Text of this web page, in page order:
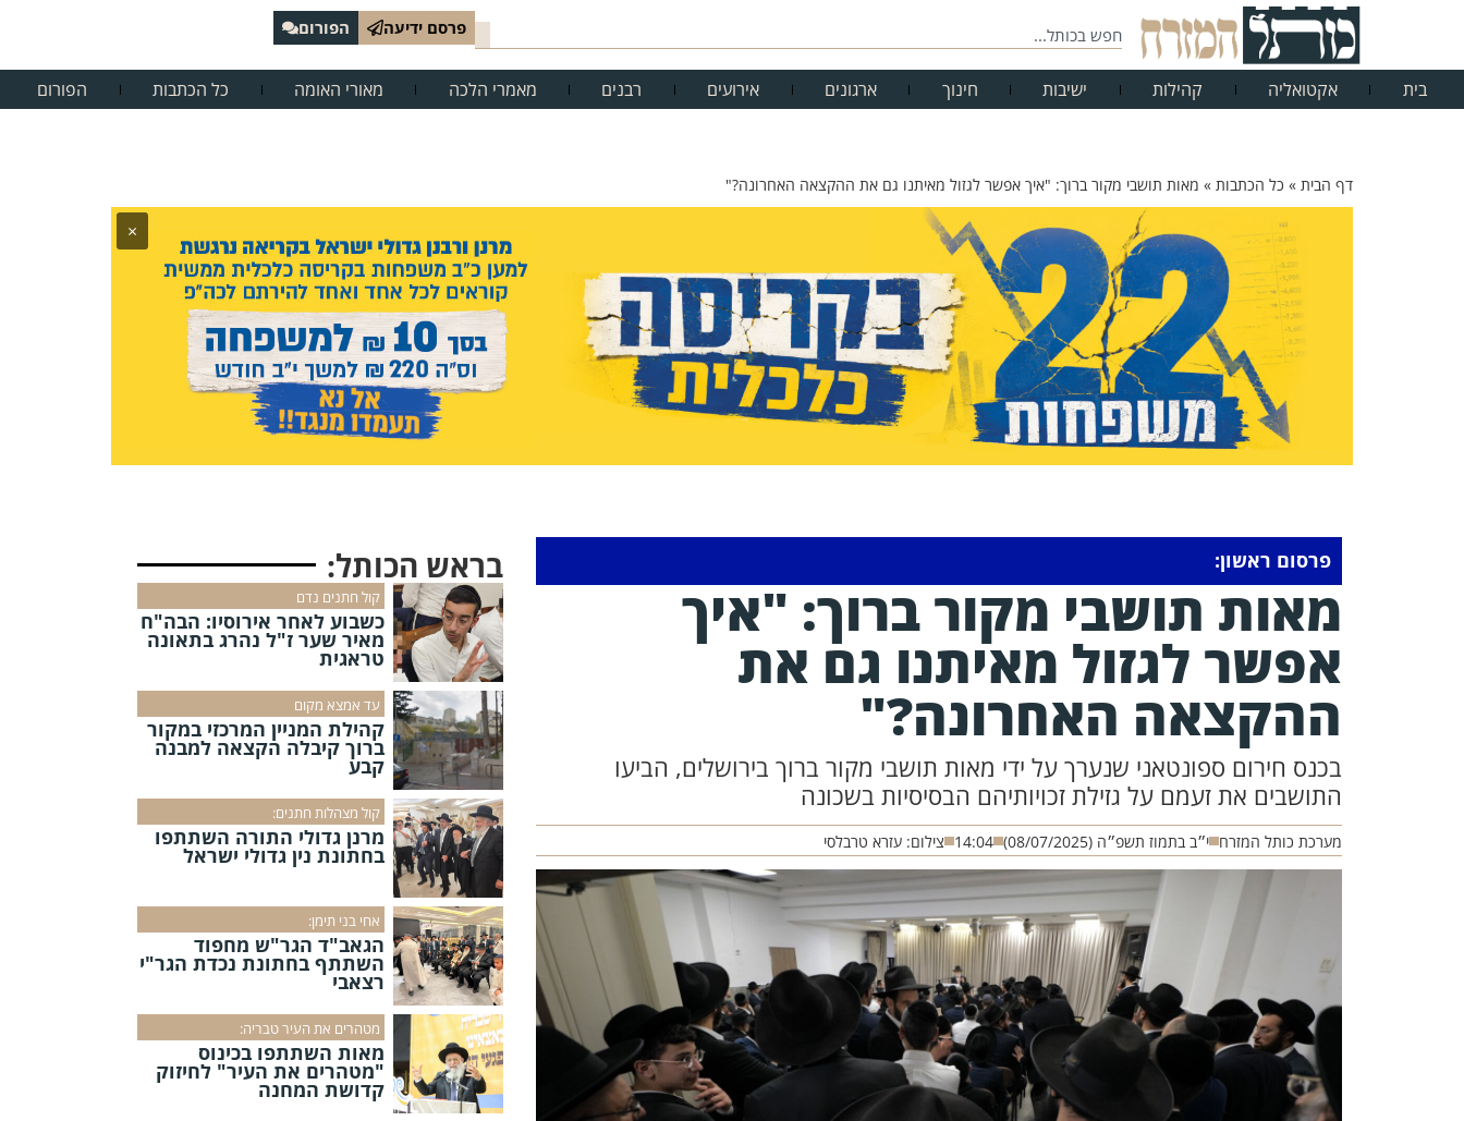
פרסם ידיעה הפורום
בית אקטואליה קהילות ישיבות חינוך ארגונים אירועים רבנים מאמרי הלכה מאורי האומה כל הכתבות הפורום
דף הבית » כל הכתבות » מאות תושבי מקור ברוך: "איך אפשר לגזול מאיתנו גם את ההקצאה האחרונה?"
×
פרסום ראשון:
מאות תושבי מקור ברוך: "איך
אפשר לגזול מאיתנו גם את
ההקצאה האחרונה?"
בכנס חירום ספונטאני שנערך על ידי מאות תושבי מקור ברוך בירושלים, הביעו
התושבים את זעמם על גזילת זכויותיהם הבסיסיות בשכונה
מערכת כותל המזרח י״ב בתמוז תשפ״ה (08/07/2025) 14:04 צילום: עזרא טרבלסי
בראש הכותל:
קול חתנים נדם
כשבוע לאחר אירוסיו: הבה"ח
מאיר שער ז"ל נהרג בתאונה
טראגית
עד אמצא מקום
קהילת המניין המרכזי במקור
ברוך קיבלה הקצאה למבנה
קבע
קול מצהלות חתנים:
מרנן גדולי התורה השתתפו
בחתונת נין גדולי ישראל
אחי בני תימן:
הגאב"ד הגר"ש מחפוד
השתתף בחתונת נכדת הגר"י
רצאבי
מטהרים את העיר טבריה:
מאות השתתפו בכינוס
"מטהרים את העיר" לחיזוק
קדושת המחנה